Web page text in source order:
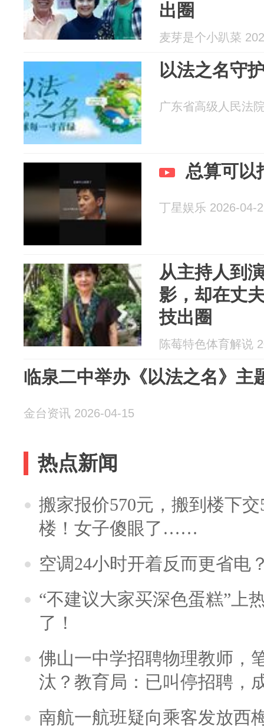
出圈
麦芽是个小趴菜
以法之名守
广东省高级人民法
总算可以
丁星娱乐 2026-04-
从主持人到
影，却在丈
技出圈
陈莓特色体育解说
临泉二中举办《以法之名》主
金台资讯 2026-04-15
热点新闻
搬家报价570元，搬到楼下
楼！女子傻眼了……
空调24小时开着反而更省电
“不建议大家买深色蛋糕”上
了！
佛山一中学招聘物理教师，
汰？教育局：已叫停招聘，
南航一航班疑向乘客发放西